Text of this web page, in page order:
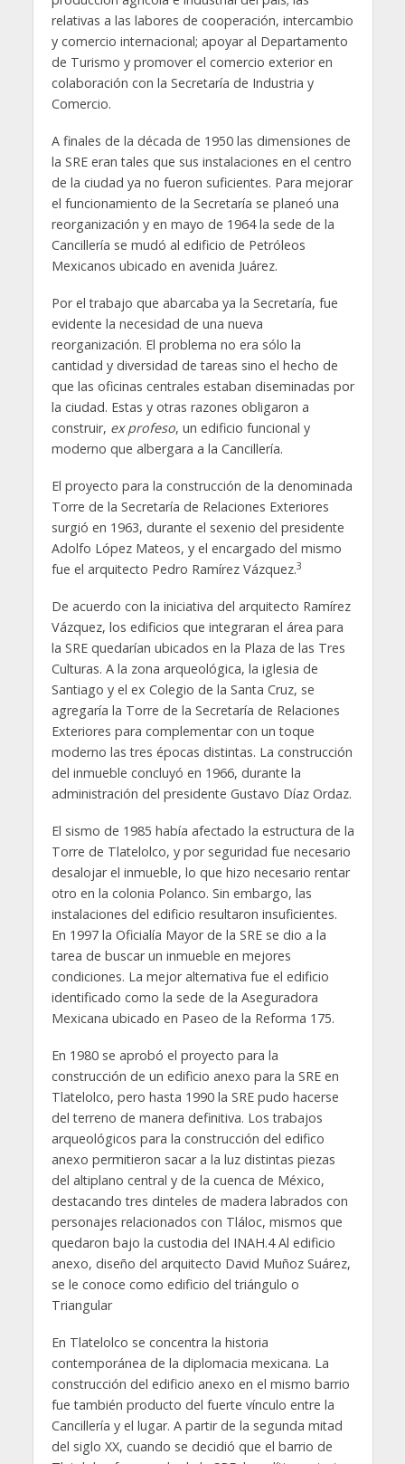
relativas a las labores de cooperación, intercambio
y comercio internacional; apoyar al Departamento
de Turismo y promover el comercio exterior en
colaboración con la Secretaría de Industria y
Comercio.
A finales de la década de 1950 las dimensiones de
la SRE eran tales que sus instalaciones en el centro
de la ciudad ya no fueron suficientes. Para mejorar
el funcionamiento de la Secretaría se planeó una
reorganización y en mayo de 1964 la sede de la
Cancillería se mudó al edificio de Petróleos
Mexicanos ubicado en avenida Juárez.
Por el trabajo que abarcaba ya la Secretaría, fue
evidente la necesidad de una nueva
reorganización. El problema no era sólo la
cantidad y diversidad de tareas sino el hecho de
que las oficinas centrales estaban diseminadas por
la ciudad. Estas y otras razones obligaron a
construir, ex profeso, un edificio funcional y
moderno que albergara a la Cancillería.
El proyecto para la construcción de la denominada
Torre de la Secretaría de Relaciones Exteriores
surgió en 1963, durante el sexenio del presidente
Adolfo López Mateos, y el encargado del mismo
fue el arquitecto Pedro Ramírez Vázquez.3
De acuerdo con la iniciativa del arquitecto Ramírez
Vázquez, los edificios que integraran el área para
la SRE quedarían ubicados en la Plaza de las Tres
Culturas. A la zona arqueológica, la iglesia de
Santiago y el ex Colegio de la Santa Cruz, se
agregaría la Torre de la Secretaría de Relaciones
Exteriores para complementar con un toque
moderno las tres épocas distintas. La construcción
del inmueble concluyó en 1966, durante la
administración del presidente Gustavo Díaz Ordaz.
El sismo de 1985 había afectado la estructura de la
Torre de Tlatelolco, y por seguridad fue necesario
desalojar el inmueble, lo que hizo necesario rentar
otro en la colonia Polanco. Sin embargo, las
instalaciones del edificio resultaron insuficientes.
En 1997 la Oficialía Mayor de la SRE se dio a la
tarea de buscar un inmueble en mejores
condiciones. La mejor alternativa fue el edificio
identificado como la sede de la Aseguradora
Mexicana ubicado en Paseo de la Reforma 175.
En 1980 se aprobó el proyecto para la
construcción de un edificio anexo para la SRE en
Tlatelolco, pero hasta 1990 la SRE pudo hacerse
del terreno de manera definitiva. Los trabajos
arqueológicos para la construcción del edifico
anexo permitieron sacar a la luz distintas piezas
del altiplano central y de la cuenca de México,
destacando tres dinteles de madera labrados con
personajes relacionados con Tláloc, mismos que
quedaron bajo la custodia del INAH.4 Al edificio
anexo, diseño del arquitecto David Muñoz Suárez,
se le conoce como edificio del triángulo o
Triangular
En Tlatelolco se concentra la historia
contemporánea de la diplomacia mexicana. La
construcción del edificio anexo en el mismo barrio
fue también producto del fuerte vínculo entre la
Cancillería y el lugar. A partir de la segunda mitad
del siglo XX, cuando se decidió que el barrio de